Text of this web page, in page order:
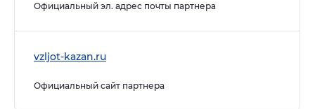
Официальный эл. адрес почты партнера
vzljot-kazan.ru
Официальный сайт партнера